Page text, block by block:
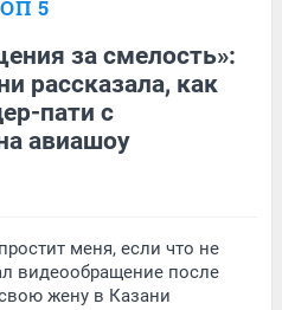
5
за смелость»:
рассказала, как
пати с
авиашоу
меня, если что не
видеообращение после
жену в Казани